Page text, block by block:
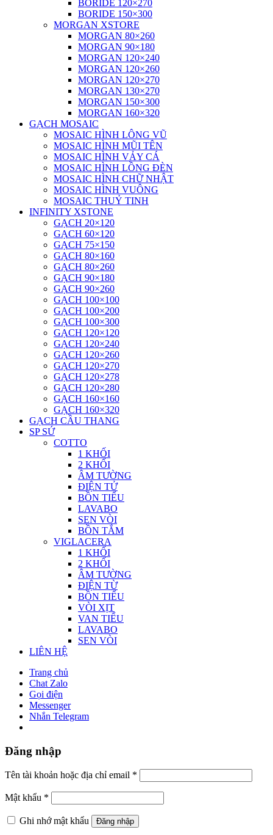
BORIDE 120×270
BORIDE 150×300
MORGAN XSTORE
MORGAN 80×260
MORGAN 90×180
MORGAN 120×240
MORGAN 120×260
MORGAN 120×270
MORGAN 130×270
MORGAN 150×300
MORGAN 160×320
GẠCH MOSAIC
MOSAIC HÌNH LÔNG VŨ
MOSAIC HÌNH MŨI TÊN
MOSAIC HÌNH VẢY CÁ
MOSAIC HÌNH LỒNG ĐÈN
MOSAIC HÌNH CHỮ NHẬT
MOSAIC HÌNH VUÔNG
MOSAIC THUỶ TINH
INFINITY XSTONE
GẠCH 20×120
GẠCH 60×120
GẠCH 75×150
GẠCH 80×160
GẠCH 80×260
GẠCH 90×180
GẠCH 90×260
GẠCH 100×100
GẠCH 100×200
GẠCH 100×300
GẠCH 120×120
GẠCH 120×240
GẠCH 120×260
GẠCH 120×270
GẠCH 120×278
GẠCH 120×280
GẠCH 160×160
GẠCH 160×320
GẠCH CẦU THANG
SP SỨ
COTTO
1 KHỐI
2 KHỐI
ÂM TƯỜNG
ĐIỆN TỬ
BỒN TIỂU
LAVABO
SEN VÒI
BỒN TẮM
VIGLACERA
1 KHỐI
2 KHỐI
ÂM TƯỜNG
ĐIỆN TỪ
BỒN TIỂU
VÒI XỊT
VAN TIỂU
LAVABO
SEN VÒI
LIÊN HỆ
Trang chủ
Chat Zalo
Gọi điện
Messenger
Nhắn Telegram
Đăng nhập
Tên tài khoản hoặc địa chỉ email *
Mật khẩu *
Ghi nhớ mật khẩu Đăng nhập